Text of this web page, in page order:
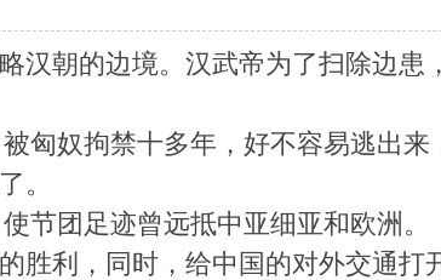
汉朝的边境。汉武帝为了扫除边
匈奴拘禁十多年，好不容易逃出
。
节团足迹曾远抵中亚细亚和欧洲。
胜利，同时，给中国的对外交通打